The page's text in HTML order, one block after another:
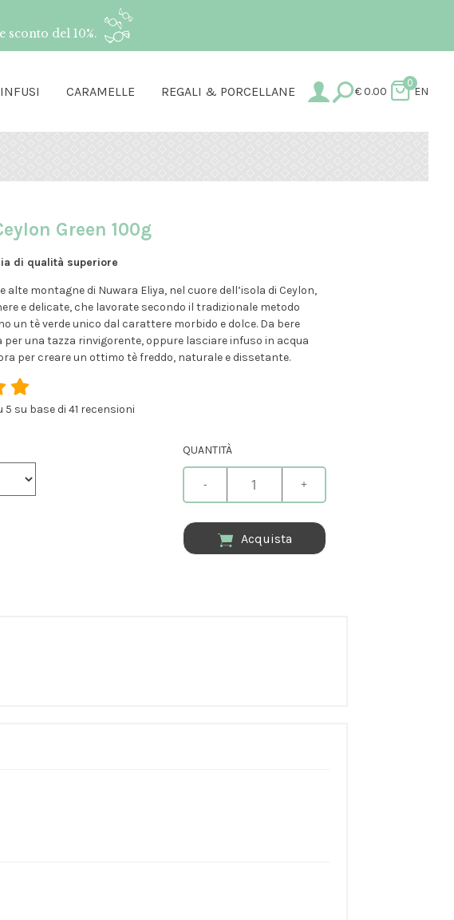
del 10%.
CARAMELLE REGALI & PORCELLANE € 0.00
0
EN
Green 100g
di qualità superiore
alte montagne di Nuwara Eliya, nel cuore dell’isola di Ceylon,
e delicate, che lavorate secondo il tradizionale metodo
un tè verde unico dal carattere morbido e dolce. Da bere
per una tazza rinvigorente, oppure lasciare infuso in acqua
per creare un ottimo tè freddo, naturale e dissetante.
5 su base di 41 recensioni
QUANTITÀ
- +
Acquista